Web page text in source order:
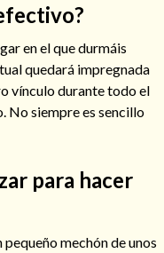
en el que durmáis
quedará impregnada
vínculo durante todo el
No siempre es sencillo
para hacer
mechón de unos